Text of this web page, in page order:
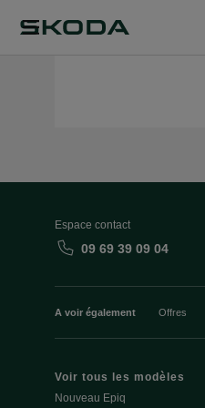
Espace contact
09 69 39 09 04
A voir également Offres
Voir tous les modèles
Nouveau Epiq